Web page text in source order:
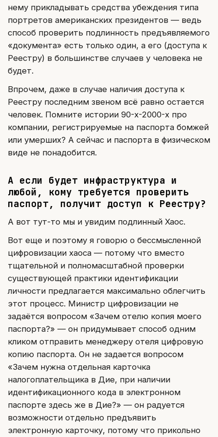
нему прикладывать средства убеждения типа
портретов американских президентов — ведь
способ проверить подлинность предъявляемого
«документа» есть только один, а его (доступа к
Реестру) в большинстве случаев у человека не
будет.
Впрочем, даже в случае наличия доступа к
Реестру последним звеном всё равно остается
человек. Помните истории 90-х-2000-х про
компании, регистрируемые на паспорта бомжей
или умерших? А сейчас и паспорта в физическом
виде не понадобится.
А если будет инфраструктура и
любой, кому требуется проверить
паспорт, получит доступ к Реестру?
А вот тут-то мы и увидим подлинный Хаос.
Вот еще и поэтому я говорю о бессмысленной
цифровизации хаоса — потому что вместо
тщательной и полномасштабной проверки
существующей практики идентификации
личности предлагается максимально облегчить
этот процесс. Министр цифровизации не
задаётся вопросом «Зачем отелю копия моего
паспорта?» — он придумывает способ одним
кликом отправить менеджеру отеля цифровую
копию паспорта. Он не задается вопросом
«Зачем нужна отдельная карточка
налогоплательщика в Дие, при наличии
идентификационного кода в электронном
паспорте здесь же в Дие?» — он радуется
возможности отдельно предъявить
электронную карточку, потому что прикольно